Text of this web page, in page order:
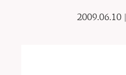
2009.06.10 |